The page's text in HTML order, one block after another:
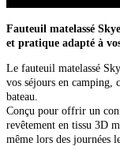
Fauteuil matelassé
et pratique adapté à
Le fauteuil matelassé
vos séjours en camping,
bateau.
Conçu pour offrir un
revêtement en tissu 3D
même lors des journées